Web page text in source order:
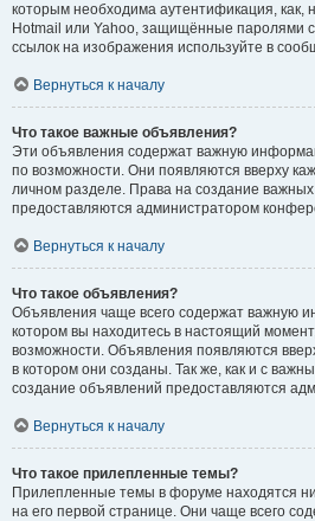
которым необходима аутентификация, как,
Hotmail или Yahoo, защищённые паролями
ссылок на изображения используйте в
Вернуться к началу
Что такое важные объявления?
Эти объявления содержат важную
по возможности. Они появляются вверху
личном разделе. Права на создание
предоставляются администратором
Вернуться к началу
Что такое объявления?
Объявления чаще всего содержат важную
котором вы находитесь в настоящий
возможности. Объявления появляются
в котором они созданы. Так же, как и с
создание объявлений предоставляются
Вернуться к началу
Что такое прилепленные темы?
Прилепленные темы в форуме находятся
на его первой странице. Они чаще всего